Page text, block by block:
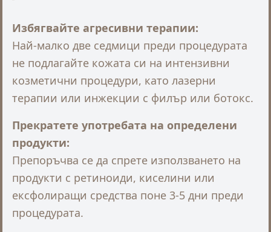
Избягвайте агресивни терапии:
Най-малко две седмици преди процедурата
не подлагайте кожата си на интензивни
козметични процедури, като лазерни
терапии или инжекции с филър или ботокс.
Прекратете употребата на определени
продукти:
Препоръчва се да спрете използването на
продукти с ретиноиди, киселини или
ексфолиращи средства поне 3-5 дни преди
процедурата.